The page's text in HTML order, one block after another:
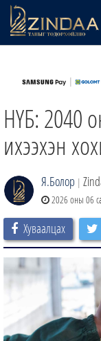
ТВ8
ӨГЛӨӨНИЙ СОНИН
НҮБ: 2040
ихээхэн
Я.Болор |
2026 оны 06
Хуваалцах